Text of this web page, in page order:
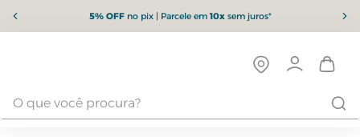
5% OFFno pix | Parcele em10xsem juros*